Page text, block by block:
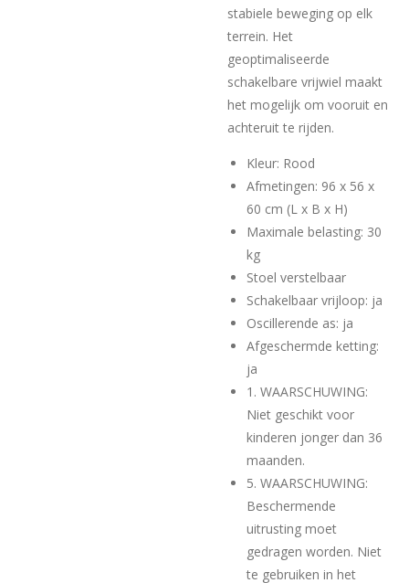
stabiele beweging op elk
terrein. Het
geoptimaliseerde
schakelbare vrijwiel maakt
het mogelijk om vooruit en
achteruit te rijden.
Kleur: Rood
Afmetingen: 96 x 56 x
60 cm (L x B x H)
Maximale belasting: 30
kg
Stoel verstelbaar
Schakelbaar vrijloop: ja
Oscillerende as: ja
Afgeschermde ketting:
ja
1. WAARSCHUWING:
Niet geschikt voor
kinderen jonger dan 36
maanden.
5. WAARSCHUWING:
Beschermende
uitrusting moet
gedragen worden. Niet
te gebruiken in het